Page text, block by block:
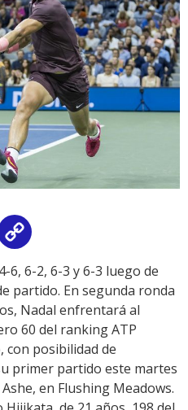
Link
6, 6-2, 6-3 y 6-3 luego de
partido. En segunda ronda
Nadal enfrentará al
60 del ranking ATP
con posibilidad de
primer partido este martes
en Flushing Meadows.